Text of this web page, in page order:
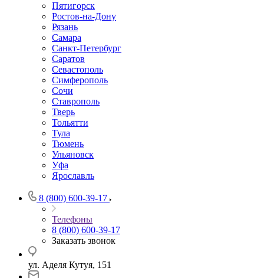
Пятигорск
Ростов-на-Дону
Рязань
Самара
Санкт-Петербург
Саратов
Севастополь
Симферополь
Сочи
Ставрополь
Тверь
Тольятти
Тула
Тюмень
Ульяновск
Уфа
Ярославль
8 (800) 600-39-17
Телефоны
8 (800) 600-39-17
Заказать звонок
ул. Аделя Кутуя, 151